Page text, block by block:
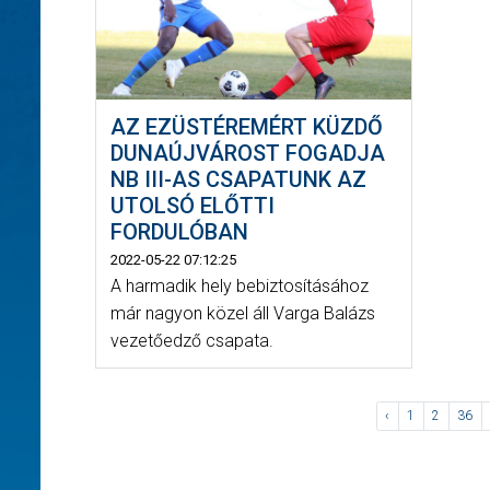
AZ EZÜSTÉREMÉRT KÜZDŐ
DUNAÚJVÁROST FOGADJA
NB III-AS CSAPATUNK AZ
UTOLSÓ ELŐTTI
FORDULÓBAN
2022-05-22 07:12:25
A harmadik hely bebiztosításához
már nagyon közel áll Varga Balázs
vezetőedző csapata.
‹ 1 2 36